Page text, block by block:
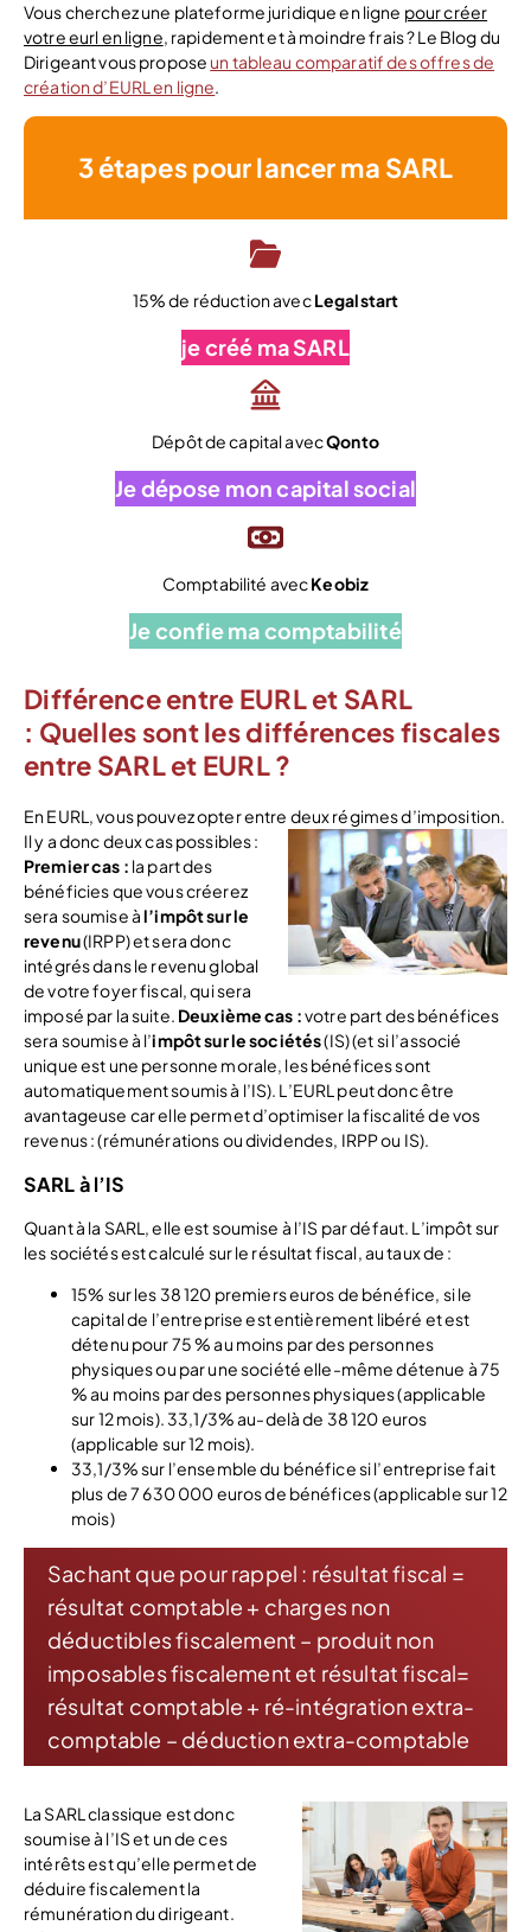
Vous cherchez une plateforme juridique en ligne pour créer
votre eurl en ligne, rapidement et à moindre frais ? Le Blog du
Dirigeant vous propose un tableau comparatif des offres de
création d’EURL en ligne.
3 étapes pour lancer ma SARL
15% de réduction avecLegalstart
je créé ma SARL
Dépôt de capital avecQonto
Je dépose mon capital social
Comptabilité avecKeobiz
Je confie ma comptabilité
Différence entre EURL et SARL
: Quelles sont les différences fiscales
entre SARL et EURL ?
En EURL, vous pouvez opter entre deux régimes d’imposition.
Il y a donc deux cas possibles :
Premier cas : la part des
bénéficies que vous créerez
sera soumise àl’impôt sur le
revenu(IRPP) et sera donc
intégrés dans le revenu global
de votre foyer fiscal, qui sera
imposé par la suite. Deuxième cas :votre part des bénéfices
sera soumise à l’impôt sur le sociétés(IS) (et si l’associé
unique est une personne morale, les bénéfices sont
automatiquement soumis à l’IS). L’EURL peut donc être
avantageuse car elle permet d’optimiser la fiscalité de vos
revenus : (rémunérations ou dividendes, IRPP ou IS).
SARL à l’IS
Quant à la SARL, elle est soumise à l’IS par défaut. L’impôt sur
les sociétés est calculé sur le résultat fiscal, au taux de :
15% sur les 38 120 premiers euros de bénéfice, si le
capital de l’entreprise est entièrement libéré et est
détenu pour 75 % au moins par des personnes
physiques ou par une société elle-même détenue à 75
% au moins par des personnes physiques (applicable
sur 12 mois). 33,1/3% au-delà de 38 120 euros
(applicable sur 12 mois).
33,1/3% sur l’ensemble du bénéfice si l’entreprise fait
plus de 7 630 000 euros de bénéfices (applicable sur 12
mois)
Sachant que pour rappel : résultat fiscal =
résultat comptable + charges non
déductibles fiscalement – produit non
imposables fiscalement et résultat fiscal=
résultat comptable + ré-intégration extra-
comptable – déduction extra-comptable
La SARL classique est donc
soumise à l’IS et un de ces
intérêts est qu’elle permet de
déduire fiscalement la
rémunération du dirigeant.